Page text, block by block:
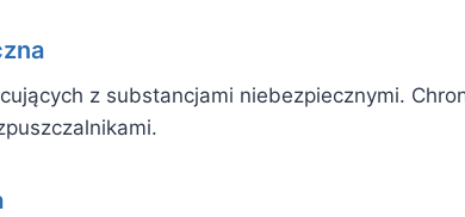
z substancjami niebezpiecznymi.